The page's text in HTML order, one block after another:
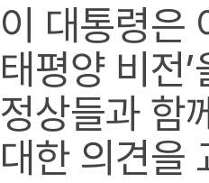
이 대통령은
태평양 비전
정상들과 함
대한 의견을